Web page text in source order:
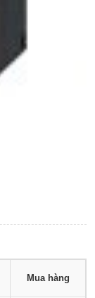
Mua hàng